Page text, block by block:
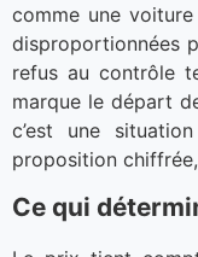
comme une
disproportionnées
refus au contrôle
marque le départ
c’est une
proposition
Ce qui